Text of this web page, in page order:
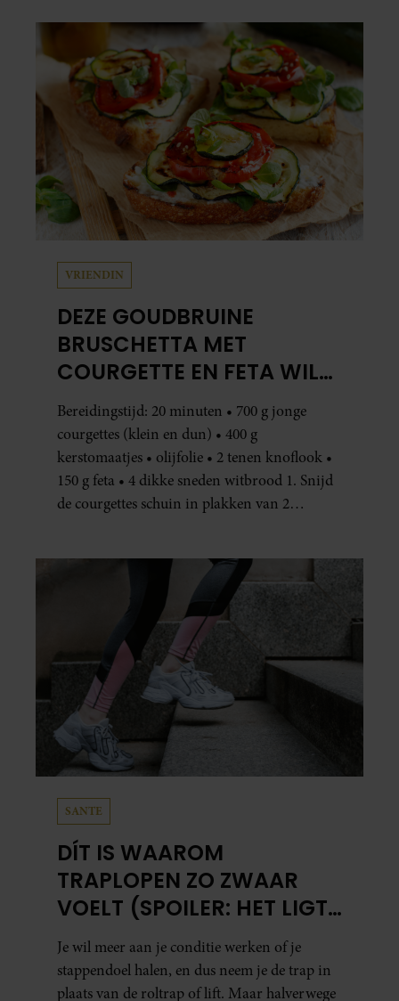
VRIENDIN
DEZE GOUDBRUINE
BRUSCHETTA MET
COURGETTE EN FETA WIL
JE METEEN MAKEN
Bereidingstijd: 20 minuten • 700 g jonge
courgettes (klein en dun) • 400 g
kerstomaatjes • olijfolie • 2 tenen knoflook •
150 g feta • 4 dikke sneden witbrood 1. Snijd
de courgettes schuin in plakken van 2
SANTE
DÍT IS WAAROM
TRAPLOPEN ZO ZWAAR
VOELT (SPOILER: HET LIGT
NIET AAN JE CONDITIE)
Je wil meer aan je conditie werken of je
stappendoel halen, en dus neem je de trap in
plaats van de roltrap of lift. Maar halverwege